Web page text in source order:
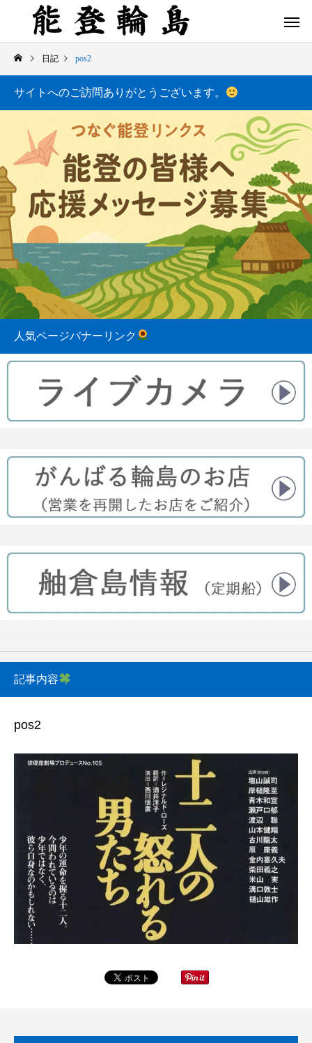
白米千枚田 あぜのきらめき（アルバム）
2023.08.31
今日の白米千枚田
日記 pos2
サイトへのご訪問ありがとうございます。
人気ページバナーリンク
記事内容
pos2